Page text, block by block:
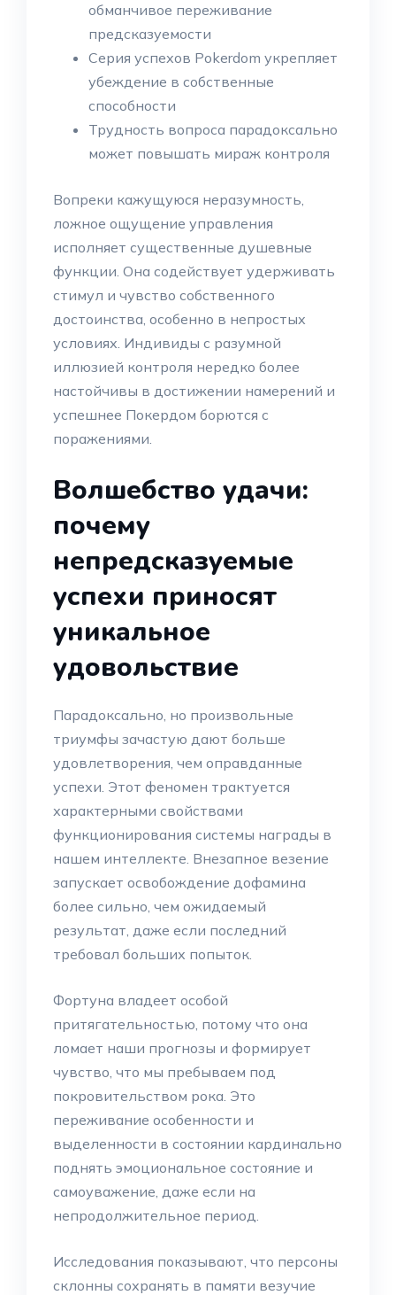
обманчивое переживание
предсказуемости
Серия успехов Pokerdom укрепляет
убеждение в собственные
способности
Трудность вопроса парадоксально
может повышать мираж контроля
Вопреки кажущуюся неразумность,
ложное ощущение управления
исполняет существенные душевные
функции. Она содействует удерживать
стимул и чувство собственного
достоинства, особенно в непростых
условиях. Индивиды с разумной
иллюзией контроля нередко более
настойчивы в достижении намерений и
успешнее Покердом борются с
поражениями.
Волшебство удачи:
почему
непредсказуемые
успехи приносят
уникальное
удовольствие
Парадоксально, но произвольные
триумфы зачастую дают больше
удовлетворения, чем оправданные
успехи. Этот феномен трактуется
характерными свойствами
функционирования системы награды в
нашем интеллекте. Внезапное везение
запускает освобождение дофамина
более сильно, чем ожидаемый
результат, даже если последний
требовал больших попыток.
Фортуна владеет особой
притягательностью, потому что она
ломает наши прогнозы и формирует
чувство, что мы пребываем под
покровительством рока. Это
переживание особенности и
выделенности в состоянии кардинально
поднять эмоциональное состояние и
самоуважение, даже если на
непродолжительное период.
Исследования показывают, что персоны
склонны сохранять в памяти везучие